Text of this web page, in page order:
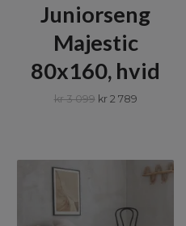
Juniorseng
Majestic
80x160, hvid
kr 3 099 kr 2 789